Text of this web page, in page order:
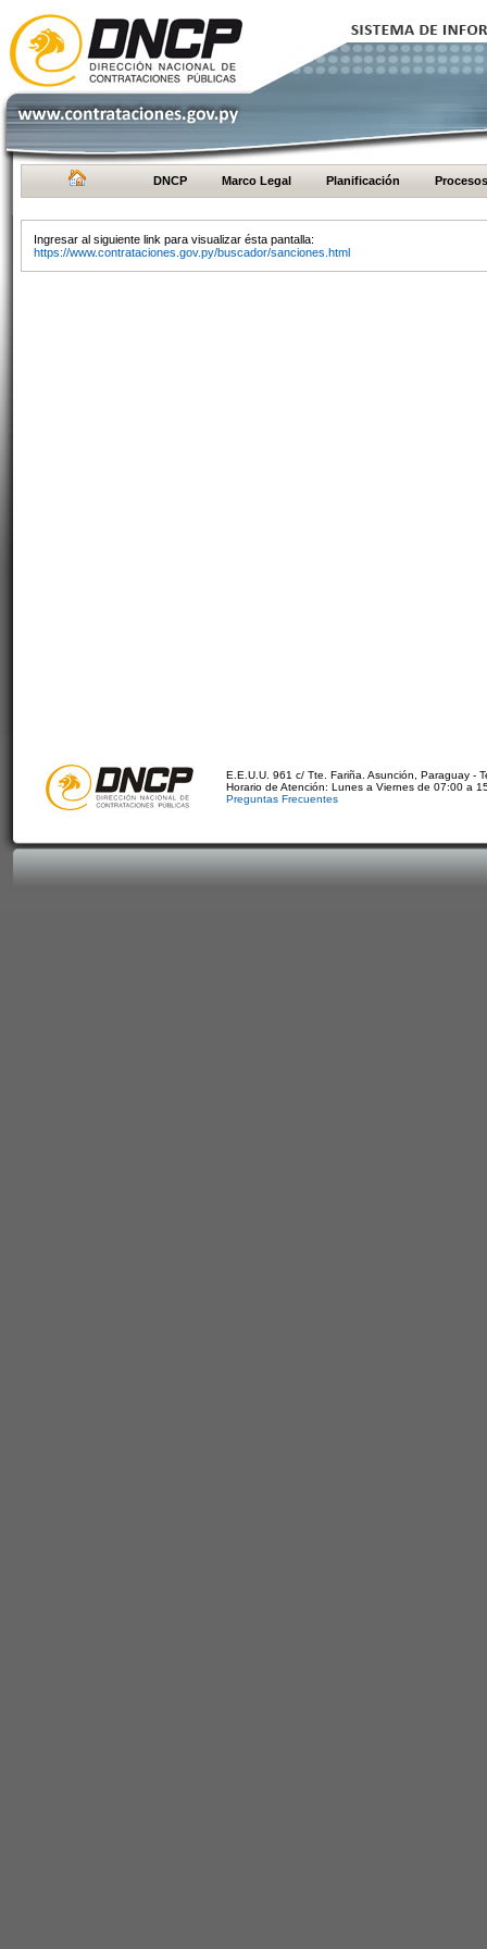
DNCP Marco Legal Planificación Procesos
Ingresar al siguiente link para visualizar ésta pantalla:
https://www.contrataciones.gov.py/buscador/sanciones.html
E.E.U.U. 961 c/ Tte. Fariña. Asunción, Paraguay -
Horario de Atención: Lunes a Viernes de 07:00 a
Preguntas Frecuentes